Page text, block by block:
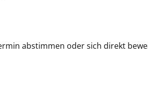
abstimmen oder sich direkt